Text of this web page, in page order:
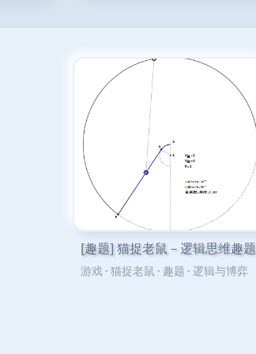
[趣题] 猫捉老鼠－逻辑思维趣题
游戏 · 猫捉老鼠 · 趣题 · 逻辑与博弈